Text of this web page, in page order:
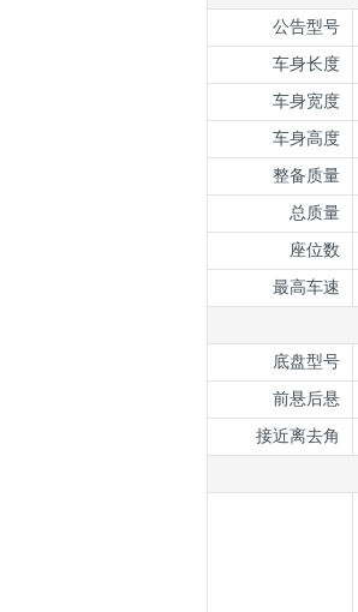
公告型号
车身长度
车身宽度
车身高度
整备质量
总质量
座位数
最高车速
底盘型号
前悬后悬
接近离去角